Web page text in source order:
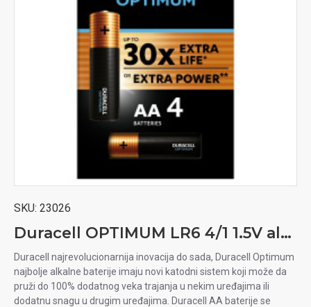
SKU: 23026
Duracell OPTIMUM LR6 4/1 1.5V alkalna baterija
Duracell najrevolucionarnija inovacija do sada, Duracell Optimum
najbolje alkalne baterije imaju novi katodni sistem koji može da
pruži do 100% dodatnog veka trajanja u nekim uređajima ili
dodatnu snagu u drugim uređajima. Duracell AA baterije se